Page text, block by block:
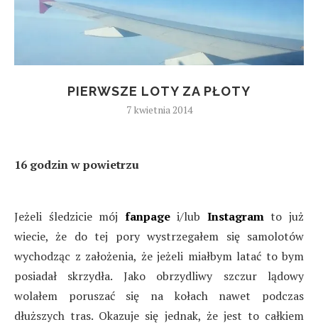
PIERWSZE LOTY ZA PŁOTY
7 kwietnia 2014
16 godzin w powietrzu
Jeżeli śledzicie mój fanpagei/lub Instagramto już
wiecie, że do tej pory wystrzegałem się samolotów
wychodząc z założenia, że jeżeli miałbym latać to bym
posiadał skrzydła. Jako obrzydliwy szczur lądowy
wolałem poruszać się na kołach nawet podczas
dłuższych tras. Okazuje się jednak, że jest to całkiem